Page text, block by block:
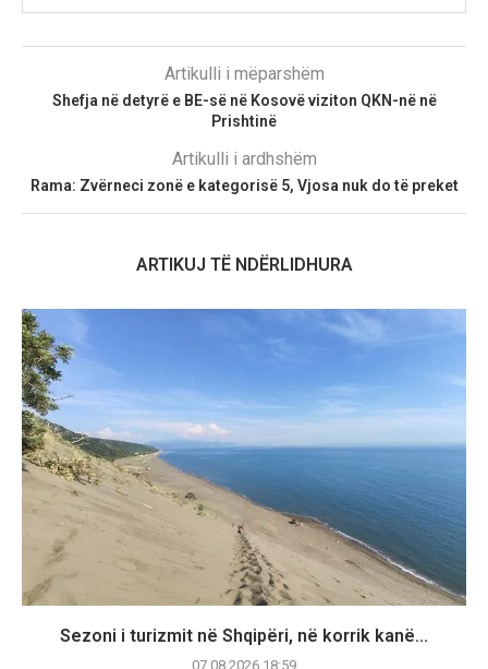
Artikulli i mëparshëm
Shefja në detyrë e BE-së në Kosovë viziton QKN-në në
Prishtinë
Artikulli i ardhshëm
Rama: Zvërneci zonë e kategorisë 5, Vjosa nuk do të preket
ARTIKUJ TË NDËRLIDHURA
Sezoni i turizmit në Shqipëri, në korrik kanë...
07.08.2026 18:59